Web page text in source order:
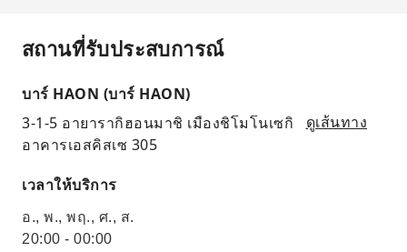
สถานที่รับประสบการณ์
บาร์ HAON (บาร์ HAON)
3-1-5 อายารากิฮอนมาชิ เมืองชิโมโนเซกิ
อาคารเอสคิสเซ 305
ดูเส้นทาง
เวลาให้บริการ
อ., พ., พฤ., ศ., ส.
20:00 - 00:00